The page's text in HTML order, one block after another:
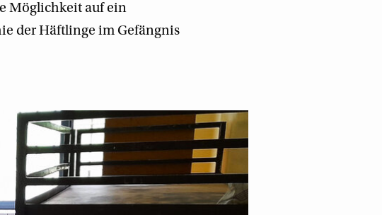
Möglichkeit auf ein
der Häftlinge im Gefängnis